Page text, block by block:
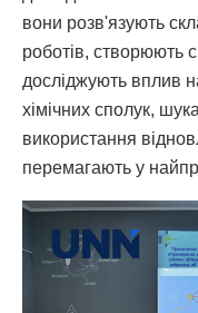
вони розв'язують
роботів, створюють
досліджують вплив
хімічних сполук,
використання
перемагають у